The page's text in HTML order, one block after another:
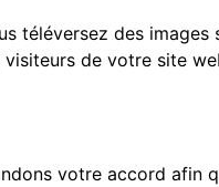
téléversez des
de votre site
votre accord afin